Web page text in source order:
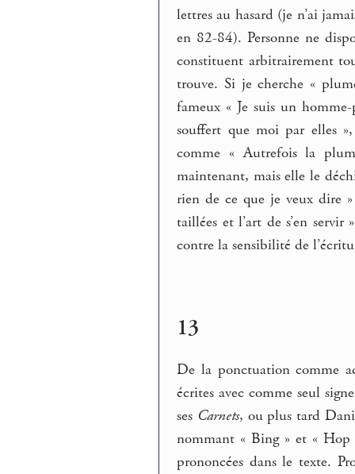
lettres au hasard (je n’ai
en 82-84). Personne ne
constituent arbitrairement
trouve. Si je cherche «
fameux « Je suis un
souffert que moi par elles »,
comme « Autrefois la
maintenant, mais elle le
rien de ce que je veux dire
taillées et l’art de s’en
contre la sensibilité de
13
De la ponctuation comme
écrites avec comme seul
ses Carnets, ou plus tard
nommant « Bing » et «
prononcées dans le texte.